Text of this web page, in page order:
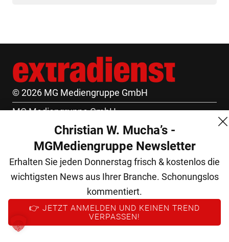
© 2026 MG Mediengruppe GmbH
MG Mediengruppe GmbH
Burgring 1/7
1010 Wien
+43 (1) 522 14 14
office@mgmedien.at
Kontakt
AGB
Christian W. Mucha’s -
MGMediengruppe Newsletter
Erhalten Sie jeden Donnerstag frisch & kostenlos die
wichtigsten News aus Ihrer Branche. Schonungslos
kommentiert.
👉 JETZT ANMELDEN UND KEINEN TREND
VERPASSEN!